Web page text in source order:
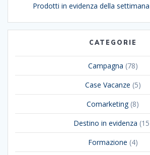
Prodotti in evidenza della
CATEGORIE
Campagna (78)
Case Vacanze (5)
Comarketing(8)
Destino in evidenza
Formazione (4)